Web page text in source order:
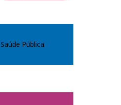
Saúde Pública